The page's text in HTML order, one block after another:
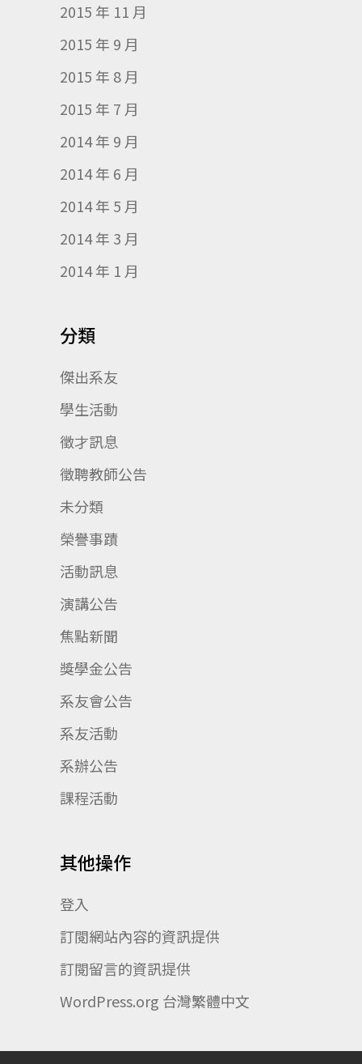
2015 年 11 月
2015 年 9 月
2015 年 8 月
2015 年 7 月
2014 年 9 月
2014 年 6 月
2014 年 5 月
2014 年 3 月
2014 年 1 月
分類
傑出系友
學生活動
徵才訊息
徵聘教師公告
未分類
榮譽事蹟
活動訊息
演講公告
焦點新聞
獎學金公告
系友會公告
系友活動
系辦公告
課程活動
其他操作
登入
訂閱網站內容的資訊提供
訂閱留言的資訊提供
WordPress.org 台灣繁體中文